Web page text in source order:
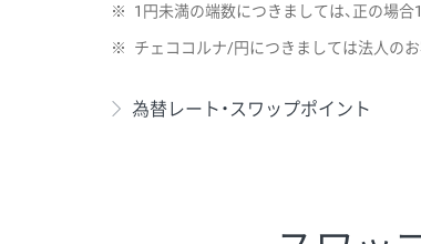
※ 1円未満の端数につきましては、正の場
※ チェココルナ/円につきましては法人の
為替レート・スワップポイント